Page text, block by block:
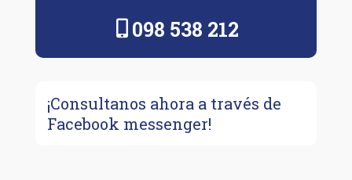
098 538 212
¡Consultanos ahora a través de
Facebook messenger!